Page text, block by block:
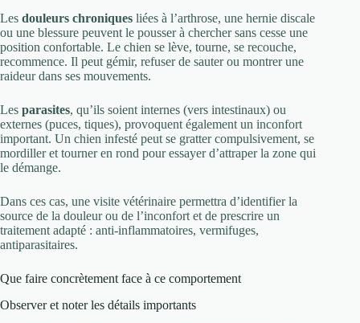
Les douleurs chroniques liées à l’arthrose, une hernie discale
ou une blessure peuvent le pousser à chercher sans cesse une
position confortable. Le chien se lève, tourne, se recouche,
recommence. Il peut gémir, refuser de sauter ou montrer une
raideur dans ses mouvements.
Les parasites, qu’ils soient internes (vers intestinaux) ou
externes (puces, tiques), provoquent également un inconfort
important. Un chien infesté peut se gratter compulsivement, se
mordiller et tourner en rond pour essayer d’attraper la zone qui
le démange.
Dans ces cas, une visite vétérinaire permettra d’identifier la
source de la douleur ou de l’inconfort et de prescrire un
traitement adapté : anti-inflammatoires, vermifuges,
antiparasitaires.
Que faire concrètement face à ce comportement
Observer et noter les détails importants